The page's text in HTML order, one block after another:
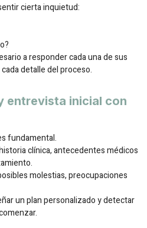
cierta inquietud:
a responder cada una de sus
detalle del proceso.
entrevista inicial con
fundamental.
clínica, antecedentes médicos
molestias, preocupaciones
un plan personalizado y detectar